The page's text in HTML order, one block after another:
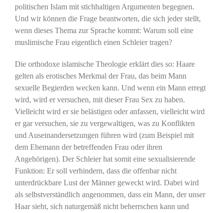
politischen Islam mit stichhaltigen Argumenten begegnen.
Und wir können die Frage beantworten, die sich jeder stellt,
wenn dieses Thema zur Sprache kommt: Warum soll eine
muslimische Frau eigentlich einen Schleier tragen?
Die orthodoxe islamische Theologie erklärt dies so: Haare
gelten als erotisches Merkmal der Frau, das beim Mann
sexuelle Begierden wecken kann. Und wenn ein Mann erregt
wird, wird er versuchen, mit dieser Frau Sex zu haben.
Vielleicht wird er sie belästigen oder anfassen, vielleicht wird
er gar versuchen, sie zu vergewaltigen, was zu Konflikten
und Auseinandersetzungen führen wird (zum Beispiel mit
dem Ehemann der betreffenden Frau oder ihren
Angehörigen). Der Schleier hat somit eine sexualisierende
Funktion: Er soll verhindern, dass die offenbar nicht
unterdrückbare Lust der Männer geweckt wird. Dabei wird
als selbstverständlich angenommen, dass ein Mann, der unser
Haar sieht, sich naturgemäß nicht beherrschen kann und